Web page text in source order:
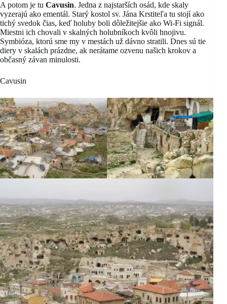
A potom je tu Cavusin. Jedna z najstarších osád, kde skaly
vyzerajú ako ementál. Starý kostol sv. Jána Krstiteľa tu stojí ako
tichý svedok čias, keď holuby boli dôležitejšie ako Wi-Fi signál.
Miestni ich chovali v skalných holubníkoch kvôli hnojivu.
Symbióza, ktorú sme my v mestách už dávno stratili. Dnes sú tie
diery v skalách prázdne, ak nerátame ozvenu našich krokov a
občasný závan minulosti.
Cavusin